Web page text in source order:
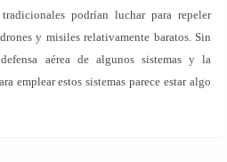
podrían luchar para repeler
y misiles relativamente baratos. Sin
aérea de algunos sistemas y la
emplear estos sistemas parece estar algo